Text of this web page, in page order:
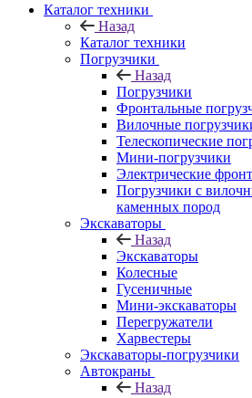
Каталог техники
Назад
Каталог техники
Погрузчики
Назад
Погрузчики
Фронтальные
Вилочные
Телескопические
Мини-погрузчики
Электрические
Погрузчики с
каменных пород
Экскаваторы
Назад
Экскаваторы
Колесные
Гусеничные
Мини-экскаваторы
Перегружатели
Харвестеры
Экскаваторы-погрузчики
Автокраны
Назад